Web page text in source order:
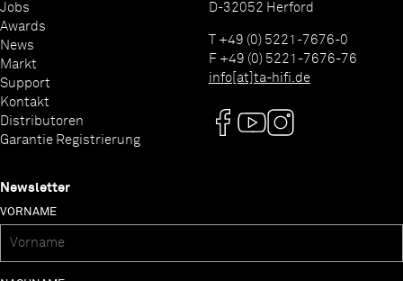
Jobs
Awards
News
Markt
Support
Kontakt
Distributoren
Garantie Registrierung
D-32052 Herford
T +49 (0) 5221-7676-0
F +49 (0) 5221-7676-76
info[at]ta-hifi.de
Newsletter
VORNAME